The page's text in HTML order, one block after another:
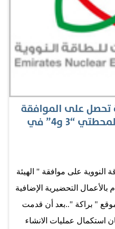
في رمزيته وصف معالي
للشؤون الخارجية، وزير
وفي هذا الإطار، قال: إن
بهجة، وفرصة للتأمل
الشخصي في موقع
تحصل على الموافقة
لبدء الأعمال التحضيرية لمحطتي “3 و4” في
على موافقة " الهيئة
بالأعمال التحضيرية الإضافية
موقع " براكة "..بعد أن قدمت
استكمال عمليات الانشاء